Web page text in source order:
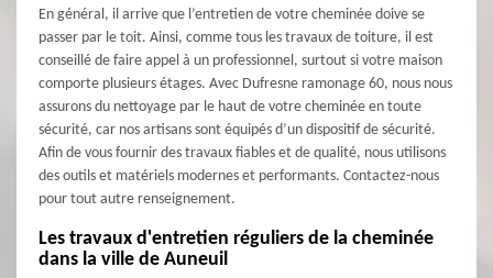
En général, il arrive que l’entretien de votre cheminée doive se
passer par le toit. Ainsi, comme tous les travaux de toiture, il est
conseillé de faire appel à un professionnel, surtout si votre maison
comporte plusieurs étages. Avec Dufresne ramonage 60, nous nous
assurons du nettoyage par le haut de votre cheminée en toute
sécurité, car nos artisans sont équipés d’un dispositif de sécurité.
Afin de vous fournir des travaux fiables et de qualité, nous utilisons
des outils et matériels modernes et performants. Contactez-nous
pour tout autre renseignement.
Les travaux d'entretien réguliers de la cheminée
dans la ville de Auneuil